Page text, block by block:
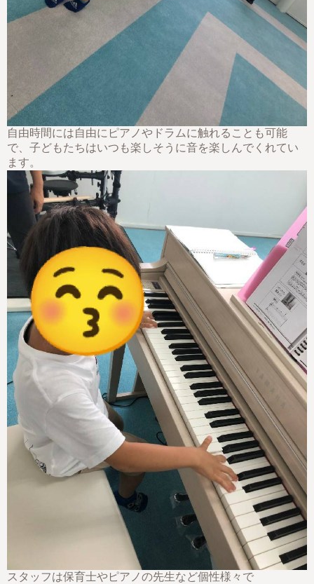
自由時間には自由にピアノやドラムに触れることも可能
で、子どもたちはいつも楽しそうに音を楽しんでくれてい
ます。
スタッフは保育士やピアノの先生など個性様々で